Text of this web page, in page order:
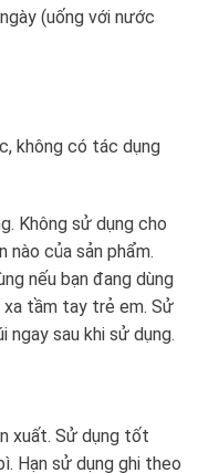
(uống với nước
không có tác dụng
Không sử dụng cho
nào của sản phẩm.
nếu bạn đang dùng
xa tầm tay trẻ em. Sử
ngay sau khi sử dụng.
xuất. Sử dụng tốt
Hạn sử dụng ghi theo